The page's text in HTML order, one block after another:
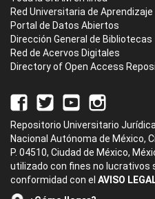
Red Universitaria de Aprendizaje
Portal de Datos Abiertos
Dirección General de Bibliotecas
Red de Acervos Digitales
Directory of Open Access
Repositorio Universitario
Nacional Autónoma de México,
P. 04510, Ciudad de México,
utilizado con fines no lucrativos
conformidad con el AVISO